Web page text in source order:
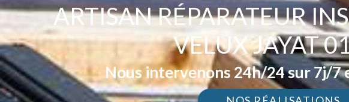
ARTISAN RÉPARATEUR
VELUX JAYAT
Nous intervenons 24h/24 sur 7j/7